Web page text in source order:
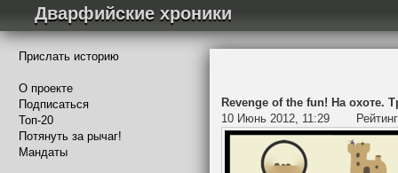
Дварфийские хроники
Прислать историю
О проекте
Подписаться
Топ-20
Потянуть за рычаг!
Мандаты
Revenge of the fun! На охоте.
10 Июнь 2012, 11:29